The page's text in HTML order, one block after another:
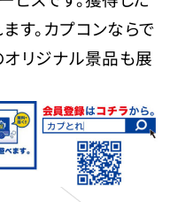
す。カプコンならで
オリジナル景品も展